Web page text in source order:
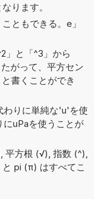
ります。
ともできる。e」
」と「^3」から
がって、平方セン
書くことができ
りに単純な'u'を使
にuPaを使うことが
平方根 (√), 指数 (^),
pi (π) はすべてこ